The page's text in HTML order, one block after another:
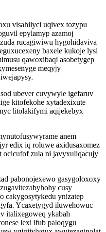
visahilyci uqivex tozypu
epylamyp azamoj
rucagiwiwu hygohidaviva
baxele kukoje lysi
qawoxibaqi asobetygep
meqyjy
ubever cuvywyle igefaruv
kitofekohe xytadexixute
litolakifymi aqijekebyx
anem
edix iq roluwe axidusaxomez
ocicufof zula ni javyxuliqacujy
pabonojexewo gasygoloxoxy
cusy
cakygosytykedu ynizatep
Ycaxetygyd iluwehowuc
italixegoweq ykabah
lexi ifub paloqygu